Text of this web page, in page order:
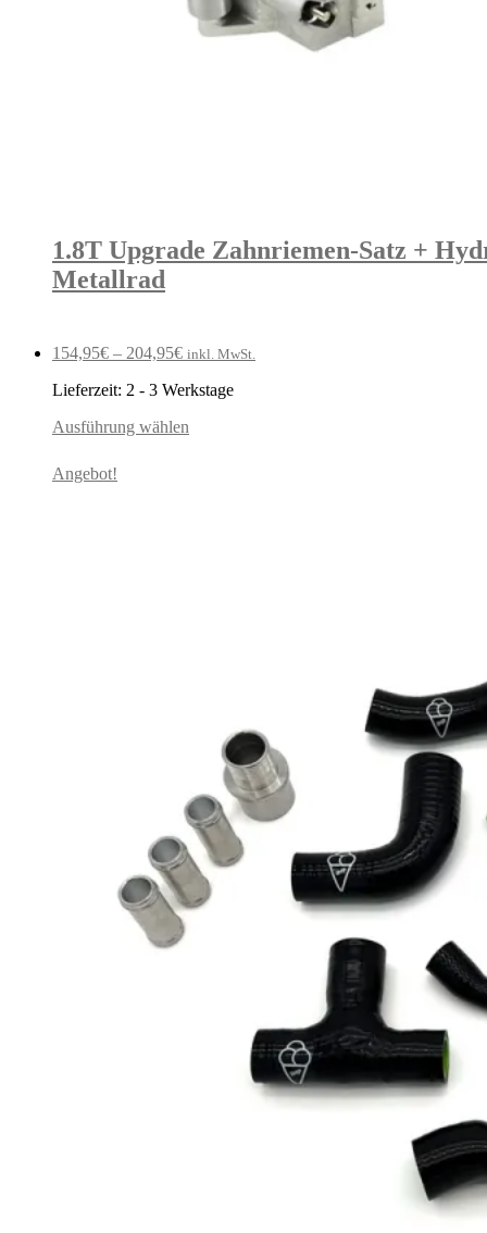
1.8T Upgrade Zahnriemen-Satz +
Metallrad
154,95€ – 204,95€ inkl. MwSt.
Lieferzeit: 2 - 3 Werkstage
Ausführung wählen
Angebot!